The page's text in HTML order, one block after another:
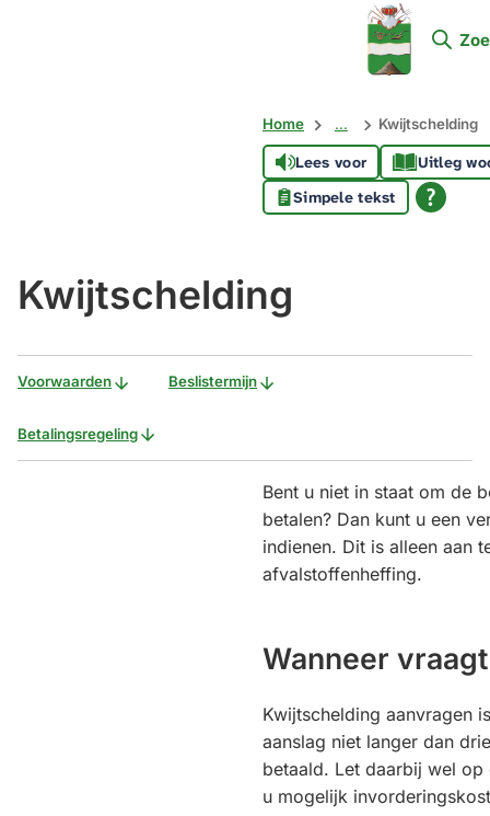
Mijn
Soest
Home ... Kwijtschelding
Lees voor
Uitleg
Simpele tekst
Kwijtschelding
Voorwaarden Beslistermijn
Betalingsregeling
Bent u niet in staat om de
betalen? Dan kunt u een
indienen. Dit is alleen aan
afvalstoffenheffing.
Wanneer
Kwijtschelding aanvragen
aanslag niet langer dan
betaald. Let daarbij wel
u mogelijk